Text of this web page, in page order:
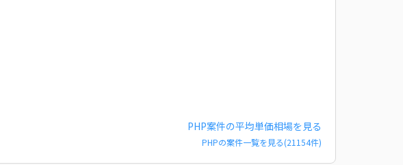
PHP案件の平均単価相場を見る
PHPの案件一覧を見る(21154件)